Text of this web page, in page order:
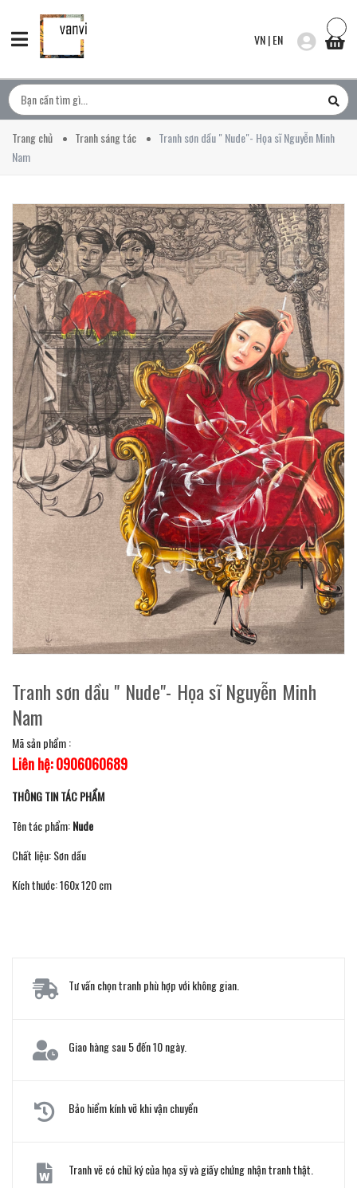
VN|EN
Trang chủ Tranh sáng tác
Tranh sơn dầu " Nude"- Họa sĩ Nguyễn Minh
Nam
Tranh sơn dầu " Nude"- Họa sĩ Nguyễn Minh
Nam
Mã sản phẩm :
Liên hệ: 0906060689
THÔNG TIN TÁC PHẨM
Tên tác phẩm:Nude
Chất liệu: Sơn dầu
Kích thước: 160x 120 cm
Tư vấn chọn tranh phù hợp với không gian.
Giao hàng sau 5 đến 10 ngày.
Bảo hiểm kính vỡ khi vận chuyển
Tranh vẽ có chữ ký của họa sỹ và giấy chứng nhận tranh thật.